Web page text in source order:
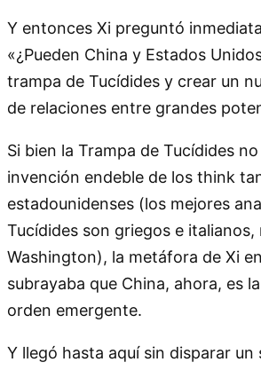
Y entonces Xi preguntó
«¿Pueden China y Estados
trampa de Tucídides y crear un
de relaciones entre grandes
Si bien la Trampa de Tucídides
invención endeble de los think
estadounidenses (los mejores
Tucídides son griegos e italianos,
Washington), la metáfora de Xi
subrayaba que China, ahora, es
orden emergente.
Y llegó hasta aquí sin disparar un